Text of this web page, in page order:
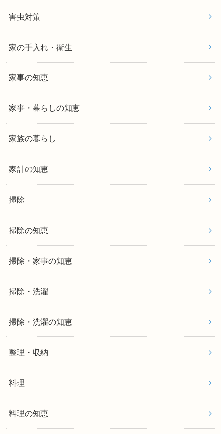
害虫対策
家の手入れ・衛生
家事の知恵
家事・暮らしの知恵
家族の暮らし
家計の知恵
掃除
掃除の知恵
掃除・家事の知恵
掃除・洗濯
掃除・洗濯の知恵
整理・収納
料理
料理の知恵